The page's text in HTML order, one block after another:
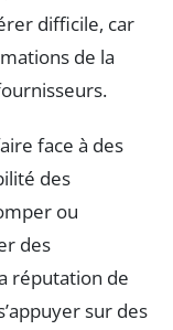
difficile, car
de la
face à des
des
ou
des
réputation de
sur des